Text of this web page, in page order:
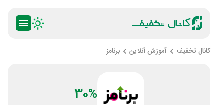
کانال تخفیف آموزش آنلاین برنامز
30%